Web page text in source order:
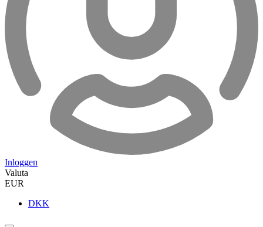
Inloggen
Valuta
EUR
DKK